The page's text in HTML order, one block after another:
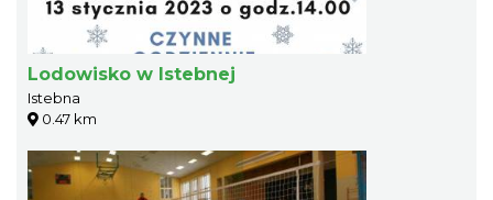
Lodowisko w Istebnej
Istebna
0.47 km